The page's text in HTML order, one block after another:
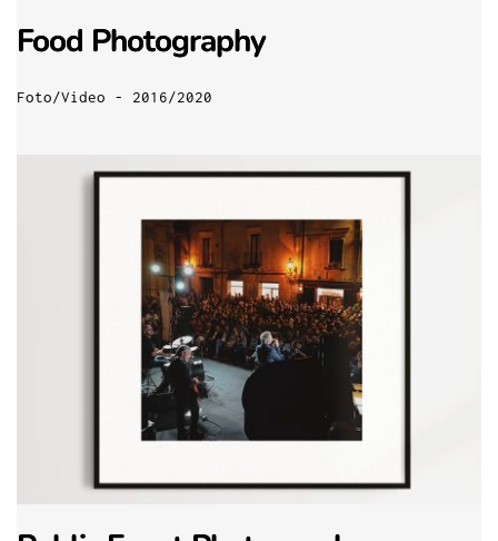
Food Photography
Foto/Video - 2016/2020